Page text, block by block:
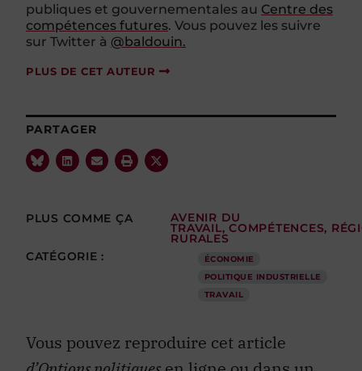
publiques et gouvernementales au Centre des
compétences futures. Vous pouvez les suivre
sur Twitter à @baldouin.
PLUS DE CET AUTEUR
PARTAGER
PLUS COMME ÇA
AVENIR DU
TRAVAIL,COMPÉTENCES,
RURALES
CATÉGORIE :
ÉCONOMIE
POLITIQUE INDUSTRIELLE
TRAVAIL
Vous pouvez reproduire cet article